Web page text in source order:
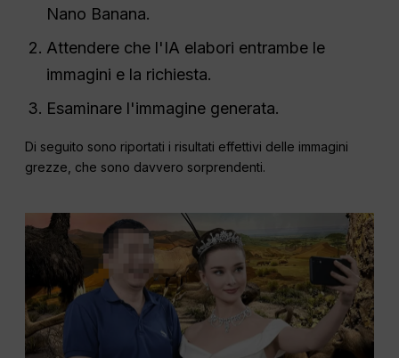
Nano Banana.
Attendere che l'IA elabori entrambe le
immagini e la richiesta.
Esaminare l'immagine generata.
Di seguito sono riportati i risultati effettivi delle immagini
grezze, che sono davvero sorprendenti.